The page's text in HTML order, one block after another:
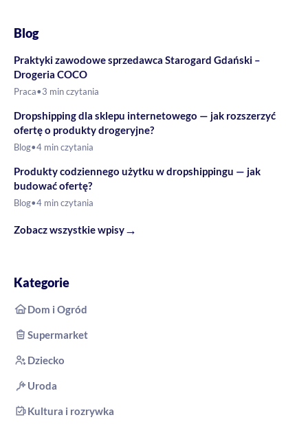
Blog
Praktyki zawodowe sprzedawca Starogard Gdański –
Drogeria COCO
Praca•3 min czytania
Dropshipping dla sklepu internetowego — jak rozszerzyć
ofertę o produkty drogeryjne?
Blog•4 min czytania
Produkty codziennego użytku w dropshippingu — jak
budować ofertę?
Blog•4 min czytania
Zobacz wszystkie wpisy→
Kategorie
Dom i Ogród
Supermarket
Dziecko
Uroda
Kultura i rozrywka